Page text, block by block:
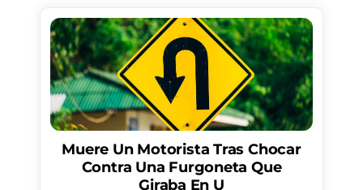
Muere Un Motorista Tras Chocar
Contra Una Furgoneta Que
Giraba En U